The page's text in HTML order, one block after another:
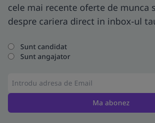
cele mai recente oferte de munca
despre cariera direct in inbox-ul
Sunt candidat
Sunt angajator
Ma abonez